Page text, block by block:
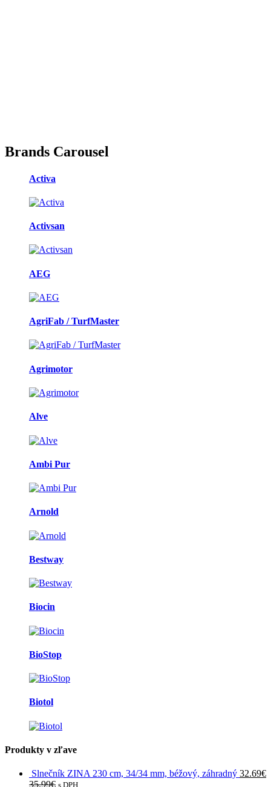
Brands Carousel
Activa
Activsan
AEG
AgriFab / TurfMaster
Agrimotor
Alve
Ambi Pur
Arnold
Bestway
Biocin
BioStop
Biotol
Produkty v zľave
Slnečník ZINA 230 cm, 34/34 mm, béžový, záhradný 32.69€
35.99€ s DPH